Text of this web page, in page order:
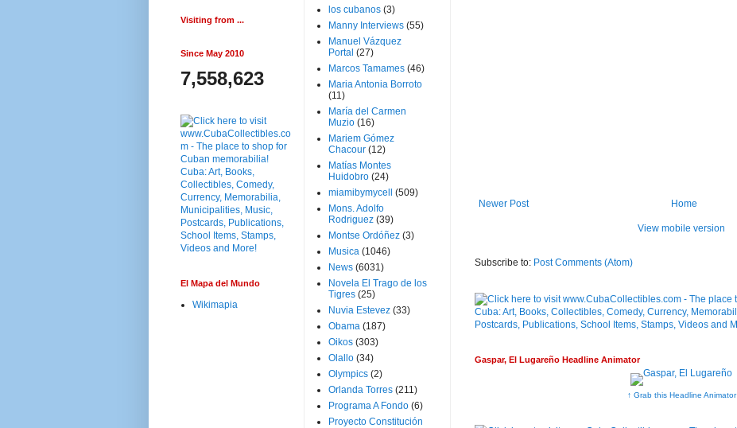
Newer Post Home
View mobile version
Subscribe to: Post Comments (Atom)
Gaspar, El Lugareño Headline Animator
↑ Grab this Headline Animator
Visiting from ...
Since May 2010
7,558,623
El Mapa del Mundo
Wikimapia
los cubanos (3)
Manny Interviews (55)
Manuel Vázquez
Portal (27)
Marcos Tamames (46)
Maria Antonia Borroto
(11)
María del Carmen
Muzio (16)
Mariem Gómez
Chacour (12)
Matías Montes
Huidobro (24)
miamibymycell
(509)
Mons. Adolfo
Rodriguez (39)
Montse Ordóñez (3)
Musica (1046)
News (6031)
Novela El Trago de los
Tigres (25)
Nuvia Estevez (33)
Obama (187)
Oikos (303)
Olallo (34)
Olympics (2)
Orlanda Torres (211)
Programa A Fondo (6)
Proyecto Constitución